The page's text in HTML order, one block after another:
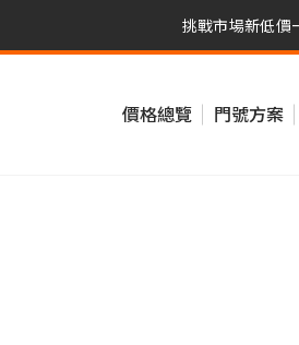
挑戰市場新低
挑戰市場新低
價格總覽 門號方案